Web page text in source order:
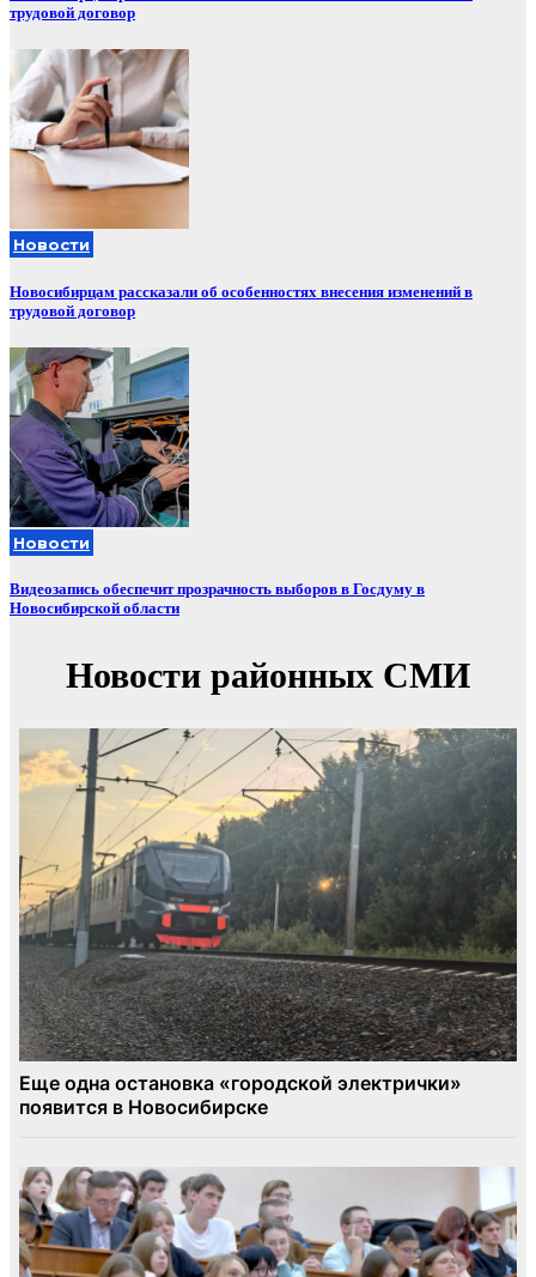
трудовой договор
Новости
Новосибирцам рассказали об особенностях внесения изменений в
трудовой договор
Новости
Видеозапись обеспечит прозрачность выборов в Госдуму в
Новосибирской области